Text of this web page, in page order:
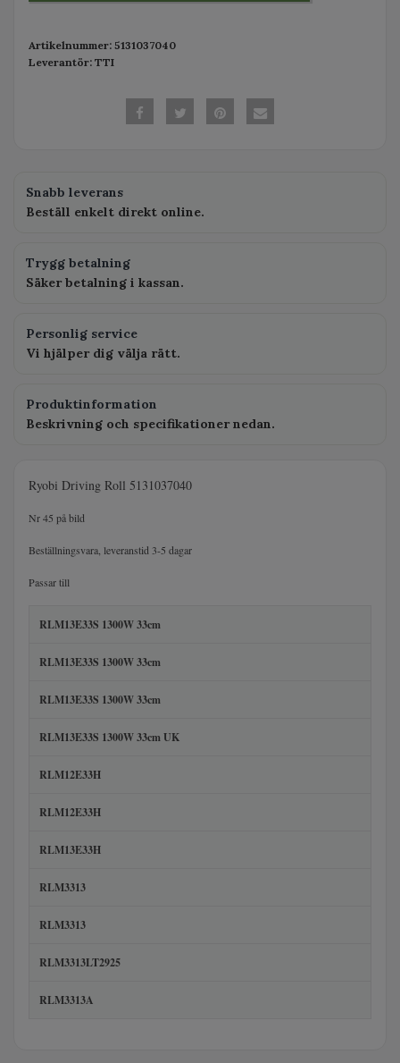
Artikelnummer: 5131037040
Leverantör: TTI
Snabb leverans
Beställ enkelt direkt online.
Trygg betalning
Säker betalning i kassan.
Personlig service
Vi hjälper dig välja rätt.
Produktinformation
Beskrivning och specifikationer nedan.
Ryobi Driving Roll 5131037040
Nr 45 på bild
Beställningsvara, leveranstid 3-5 dagar
Passar till
RLM13E33S 1300W 33cm
RLM13E33S 1300W 33cm
RLM13E33S 1300W 33cm
RLM13E33S 1300W 33cm UK
RLM12E33H
RLM12E33H
RLM13E33H
RLM3313
RLM3313
RLM3313LT2925
RLM3313A